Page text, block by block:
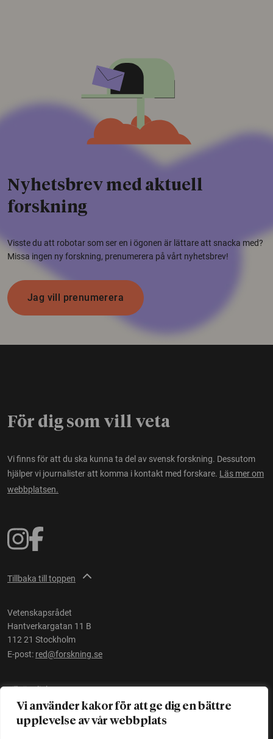
Vi använder kakor för att ge dig en bättre
upplevelse av vår webbplats
Nyhetsbrev med aktuell
forskning
Visste du att robotar som ser en i ögonen är lättare att snacka med?
Missa ingen ny forskning, prenumerera på vårt nyhetsbrev!
Jag vill prenumerera
För dig som vill veta
Vi finns för att du ska kunna ta del av svensk forskning. Dessutom
hjälper vi journalister att komma i kontakt med forskare. Läs mer om
webbplatsen.
Tillbaka till toppen
Vetenskapsrådet
Hantverkargatan 11 B
112 21 Stockholm
E-post: red@forskning.se
Tillgänglighet
Ett initiativ avVetenskapsrådet